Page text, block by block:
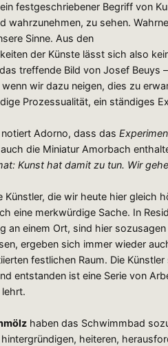
festgeschriebener Begriff von
wahrzunehmen, zu sehen.
Sinne. Aus den
der Künste lässt sich also
treffende Bild von Josef Beuys
wir dazu neigen, dies zu
Prozessualität, ein ständiges
notiert Adorno, dass das
die Miniatur Amorbach
Kunst hat damit zu tun. Wir
Künstler, die wir heute hier gleich
eine merkwürdige Sache. In
an einem Ort, sind hier
ergeben sich immer wieder
festlichen Raum. Die
entstanden ist eine Serie von
haben das Schwimmbad
heiteren,